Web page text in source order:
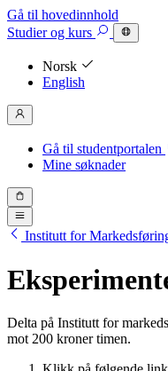
Gå til hovedinnhold
Studierog kurs
Norsk
English
Gå til studentportalen
Mine søknader
Institutt for
Delta på Institutt for
mot 200 kroner timen.